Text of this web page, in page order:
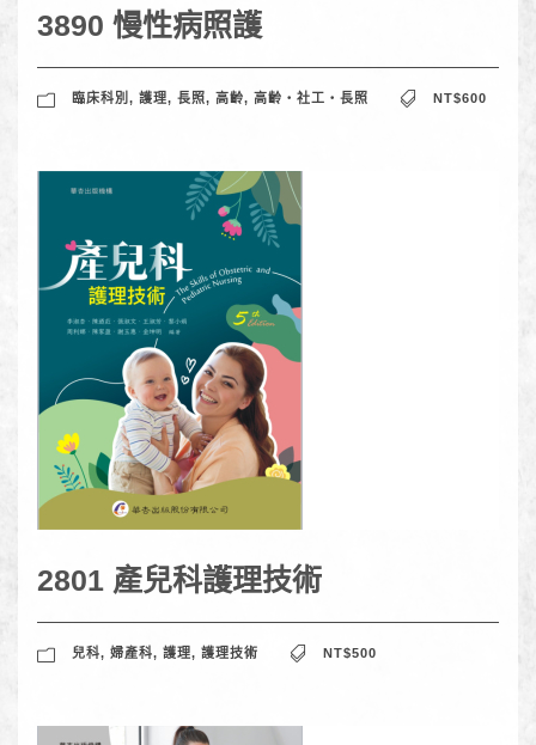
3890 慢性病照護
臨床科別 , 護理, 長照, 高齡, 高齡‧社工‧長照 NT$600
2801 產兒科護理技術
兒科, 婦產科, 護理, 護理技術 NT$500